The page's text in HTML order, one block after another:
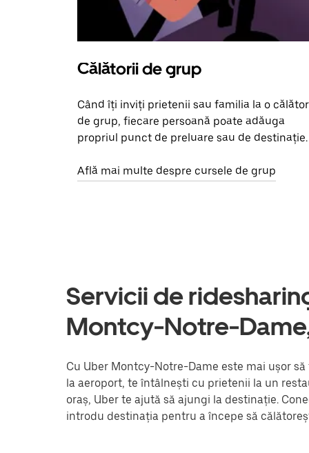
Călătorii de grup
Când îți inviți prietenii sau familia la o
de grup, fiecare persoană poate adăuga
propriul punct de preluare sau de destinație.
Află mai multe despre cursele de grup
Servicii de
Montcy-Notre-
Cu Uber Montcy-Notre-Dame este mai ușor
la aeroport, te întâlnești cu prietenii la un
oraș, Uber te ajută să ajungi la destinație.
introdu destinația pentru a începe să